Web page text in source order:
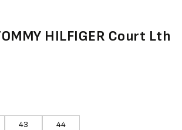
HILFIGER Court Lth
43 44